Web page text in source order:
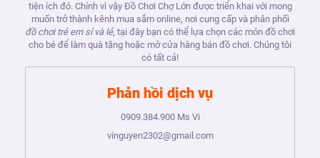
tiện ích đó. Chính vì vậy Đồ Chơi Chợ Lớn được triển khai với mong
muốn trở thành kênh mua sắm online, nơi cung cấp và phân phối
đồ chơi trẻ em sỉ và lẻ, tại đây bạn có thể lựa chọn các món đồ chơi
cho bé để làm quà tặng hoặc mở cửa hàng bán đồ chơi. Chúng tôi
có tất cả!
Phản hồi dịch vụ
0909.384.900Ms Vi
vinguyen2302@gmail.com